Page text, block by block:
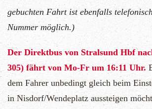
gebuchten Fahrt ist ebenfalls
Nummer möglich.)
Der Direktbus von Stralsund Hbf
305) fährt von Mo-Fr um 16:11 Uhr.
dem Fahrer unbedingt gleich beim
in Nisdorf/Wendeplatz aussteigen